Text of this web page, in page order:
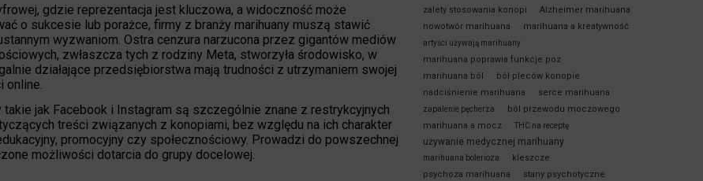
gdzie reprezentacja jest kluczowa, a widoczność może
o sukcesie lub porażce, firmy z branży marihuany muszą stawić
wyzwaniom. Ostra cenzura narzucona przez gigantów mediów
zwłaszcza tych z rodziny Meta, stworzyła środowisko, w
działające przedsiębiorstwa mają trudności z utrzymaniem swojej
online.
takie jak Facebook i Instagram są szczególnie znane z restrykcyjnych
treści związanych z konopiami, bez względu na ich charakter
promocyjny czy społecznościowy. Prowadzi do powszechnej
możliwości dotarcia do grupy docelowej.
zalety stosowania konopi
Alzheimer marihuana
nowotwór marihuana
marihuana a kreatywność
artyści używają marihuany
marihuana poprawia funkcje poz
marihuana ból
bół pleców konopie
nadciśnienie marihuana
serce marihuana
zapalenie pęcherza
ból przewodu moczowego
marihuana a mocz
THC na receptę
używanie medycznej marihuany
marihuana bolerioza
kleszcze
psychoza marihuana
stany psychotyczne